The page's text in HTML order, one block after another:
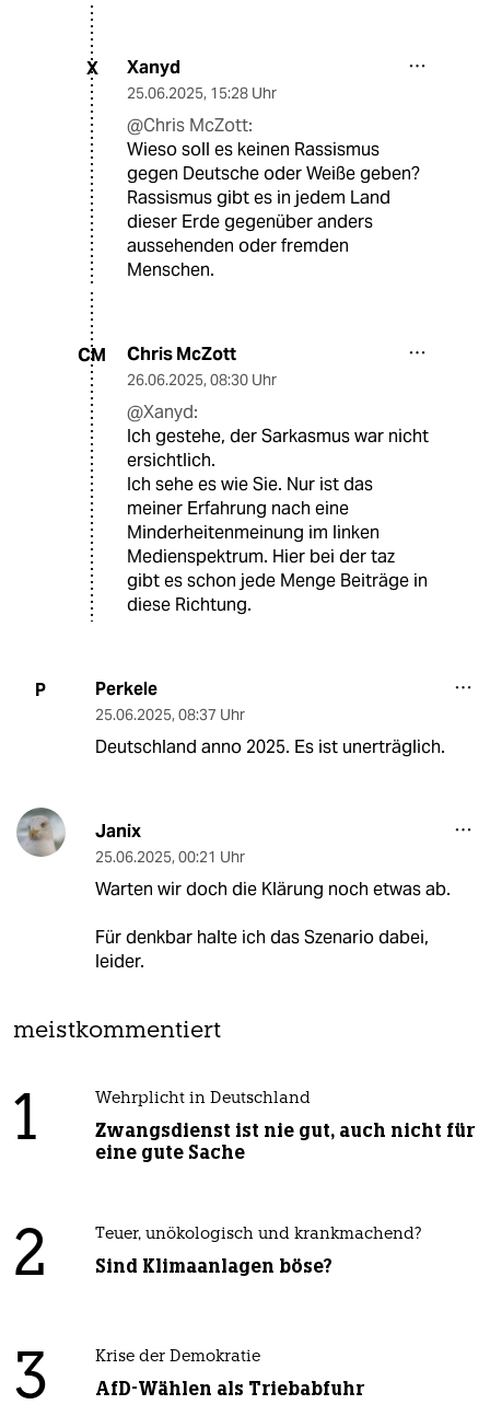
X Xanyd
25.06.2025, 15:28 Uhr
@Chris McZott:
Wieso soll es keinen Rassismus
gegen Deutsche oder Weiße geben?
Rassismus gibt es in jedem Land
dieser Erde gegenüber anders
aussehenden oder fremden
Menschen.
CM Chris McZott
26.06.2025, 08:30 Uhr
@Xanyd:
Ich gestehe, der Sarkasmus war nicht
ersichtlich.
Ich sehe es wie Sie. Nur ist das
meiner Erfahrung nach eine
Minderheitenmeinung im linken
Medienspektrum. Hier bei der taz
gibt es schon jede Menge Beiträge in
diese Richtung.
P Perkele
25.06.2025, 08:37 Uhr
Deutschland anno 2025. Es ist unerträglich.
Janix
25.06.2025, 00:21 Uhr
Warten wir doch die Klärung noch etwas ab.
Für denkbar halte ich das Szenario dabei,
leider.
meistkommentiert
1 Wehrplicht in Deutschland
Zwangsdienst ist nie gut, auch nicht für
eine gute Sache
2 Teuer, unökologisch und krankmachend?
Sind Klimaanlagen böse?
3 Krise der Demokratie
AfD-Wählen als Triebabfuhr